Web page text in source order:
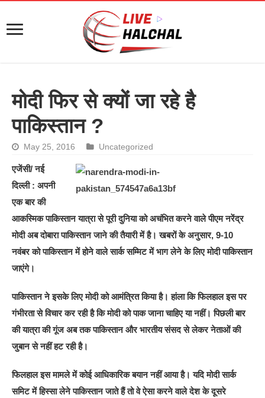
मोदी फिर से क्यों जा रहे है
पाकिस्तान ?
May 25, 2016 Uncategorized
एजेंसी/ नई
दिल्ली : अपनी
एक बार की
आकस्मिक पाकिस्तान यात्रा से पूरी दुनिया को अचंभित करने वाले पीएम नरेंद्र
मोदी अब दोबारा पाकिस्तान जाने की तैयारी में है। खबरों के अनुसार, 9-10
नवंबर को पाकिस्तान में होने वाले सार्क सम्मिट में भाग लेने के लिए मोदी पाकिस्तान
जाएंगे।
पाकिस्तान ने इसके लिए मोदी को आमंत्रित किया है। हांला कि फिलहाल इस पर
गंभीरता से विचार कर रही है कि मोदी को पाक जाना चाहिए या नहीं। पिछली बार
की यात्रा की गूंज अब तक पाकिस्तान और भारतीय संसद से लेकर नेताओं की
जुबान से नहीं हट रही है।
फिलहाल इस मामले में कोई आधिकारिक बयान नहीं आया है। यदि मोदी सार्क
समिट में हिस्सा लेने पाकिस्तान जाते हैं तो वे ऐसा करने वाले देश के दूसरे